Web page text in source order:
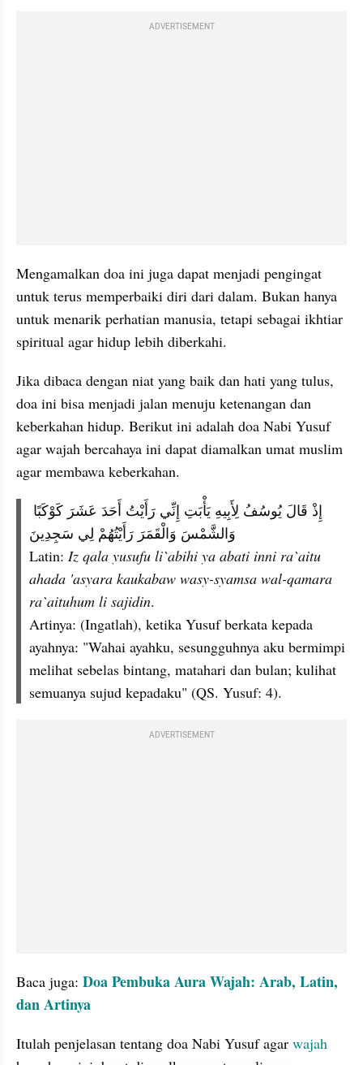
ADVERTISEMENT
Mengamalkan doa ini juga dapat menjadi pengingat
untuk terus memperbaiki diri dari dalam. Bukan hanya
untuk menarik perhatian manusia, tetapi sebagai ikhtiar
spiritual agar hidup lebih diberkahi.
Jika dibaca dengan niat yang baik dan hati yang tulus,
doa ini bisa menjadi jalan menuju ketenangan dan
keberkahan hidup. Berikut ini adalah doa Nabi Yusuf
agar wajah bercahaya ini dapat diamalkan umat muslim
agar membawa keberkahan.
وَالشَّمْسَ وَالْقَمَرَ رَأَيْتُهُمْ لِي سَجِدِينَ
Latin: Iz qala yusufu li`abihi ya abati inni ra`aitu
ahada 'asyara kaukabaw wasy-syamsa wal-qamara
ra`aituhum li sajidin.
Artinya: (Ingatlah), ketika Yusuf berkata kepada
ayahnya: "Wahai ayahku, sesungguhnya aku bermimpi
melihat sebelas bintang, matahari dan bulan; kulihat
semuanya sujud kepadaku" (QS. Yusuf: 4).
ADVERTISEMENT
Baca juga: Doa Pembuka Aura Wajah: Arab, Latin,
dan Artinya
Itulah penjelasan tentang doa Nabi Yusuf agar wajah